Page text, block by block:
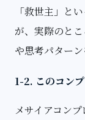
「救世主」と
が、実際のと
や思考パターン
1-2. このコン
メサイアコン